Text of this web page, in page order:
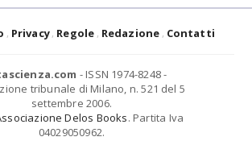
Privacy Regole Redazione Contatti
- ISSN 1974-8248 -
tribunale di Milano, n. 521 del 5
settembre 2006.
Delos Books. Partita Iva
04029050962.